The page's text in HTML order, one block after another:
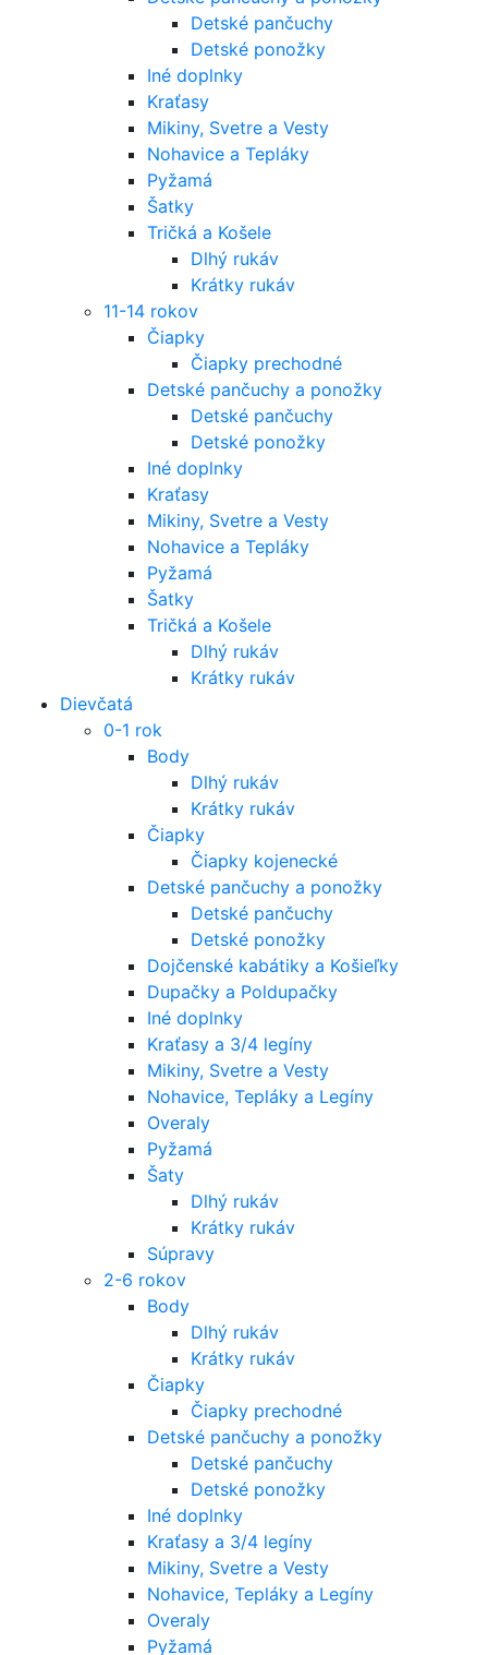
Detské pančuchy
Detské ponožky
Iné doplnky
Kraťasy
Mikiny, Svetre a Vesty
Nohavice a Tepláky
Pyžamá
Šatky
Tričká a Košele
Dlhý rukáv
Krátky rukáv
11-14 rokov
Čiapky
Čiapky prechodné
Detské pančuchy a ponožky
Detské pančuchy
Detské ponožky
Iné doplnky
Kraťasy
Mikiny, Svetre a Vesty
Nohavice a Tepláky
Pyžamá
Šatky
Tričká a Košele
Dlhý rukáv
Krátky rukáv
Dievčatá
0-1 rok
Body
Dlhý rukáv
Krátky rukáv
Čiapky
Čiapky kojenecké
Detské pančuchy a ponožky
Detské pančuchy
Detské ponožky
Dojčenské kabátiky a Košieľky
Dupačky a Poldupačky
Iné doplnky
Kraťasy a 3/4 legíny
Mikiny, Svetre a Vesty
Nohavice, Tepláky a Legíny
Overaly
Pyžamá
Šaty
Dlhý rukáv
Krátky rukáv
Súpravy
2-6 rokov
Body
Dlhý rukáv
Krátky rukáv
Čiapky
Čiapky prechodné
Detské pančuchy a ponožky
Detské pančuchy
Detské ponožky
Iné doplnky
Kraťasy a 3/4 legíny
Mikiny, Svetre a Vesty
Nohavice, Tepláky a Legíny
Overaly
Pyžamá